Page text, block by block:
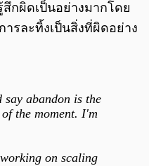
กผิดเป็นอย่างมากโดย
รละทิ้งเป็นสิ่งที่ผิดอย่าง
say abandon is the
the moment. I'm
on scaling